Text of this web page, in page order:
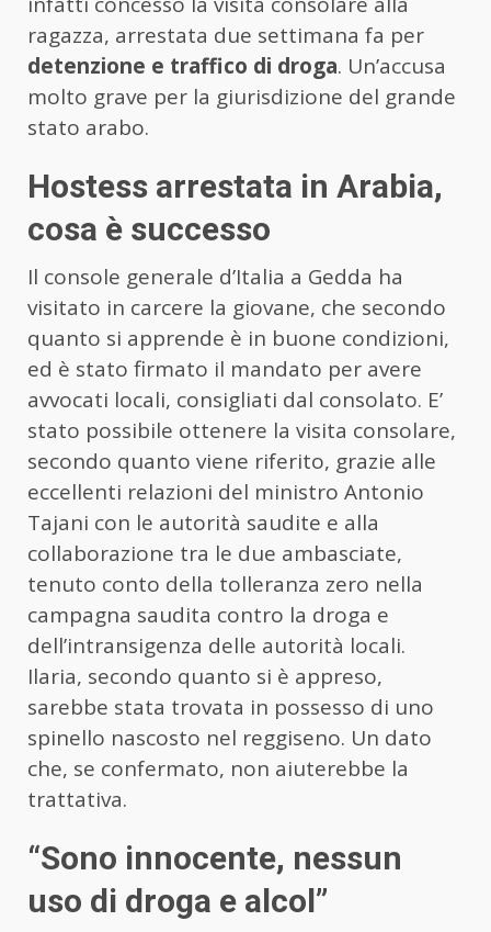
ragazza, arrestata due settimana fa per
detenzione e traffico di droga. Un’accusa
molto grave per la giurisdizione del grande
stato arabo.
Hostess arrestata in Arabia,
cosa è successo
Il console generale d’Italia a Gedda ha
visitato in carcere la giovane, che secondo
quanto si apprende è in buone condizioni,
ed è stato firmato il mandato per avere
avvocati locali, consigliati dal consolato. E’
stato possibile ottenere la visita consolare,
secondo quanto viene riferito, grazie alle
eccellenti relazioni del ministro Antonio
Tajani con le autorità saudite e alla
collaborazione tra le due ambasciate,
tenuto conto della tolleranza zero nella
campagna saudita contro la droga e
dell’intransigenza delle autorità locali.
Ilaria, secondo quanto si è appreso,
sarebbe stata trovata in possesso di uno
spinello nascosto nel reggiseno. Un dato
che, se confermato, non aiuterebbe la
trattativa.
“Sono innocente, nessun
uso di droga e alcol”